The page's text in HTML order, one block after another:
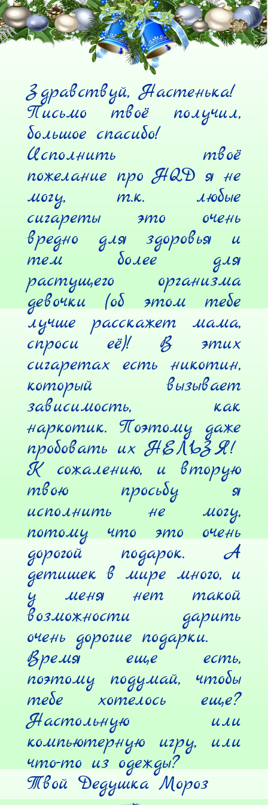
Здравствуй, Настенька!
Письмо твоё получил,
большое спасибо!
Исполнить твоё
пожелание про HQD я не
могу, т.к. любые
сигареты это очень
вредно для здоровья и
тем более для
растущего организма
девочки (об этом тебе
лучше расскажет мама,
спроси её)! В этих
сигаретах есть никотин,
который вызывает
зависимость, как
наркотик. Поэтому даже
пробовать их НЕЛЬЗЯ!
К сожалению, и вторую
твою просьбу я
исполнить не могу,
потому что это очень
дорогой подарок. А
детишек в мире много, и
у меня нет такой
возможности дарить
очень дорогие подарки.
Время еще есть,
поэтому подумай, чтобы
тебе хотелось еще?
Настольную или
компьютерную игру, или
что-то из одежды?
Твой Дедушка Мороз